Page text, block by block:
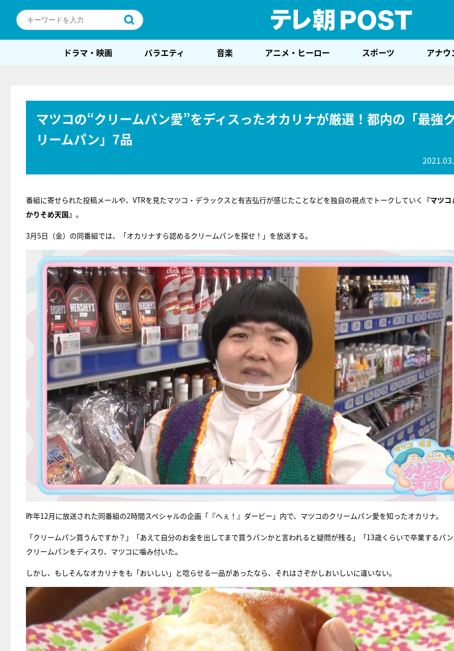
ドラマ・映画 バラエティ 音楽 アニメ・ヒーロー スポーツ アナウ
マツコの“クリームパン愛”をディスったオカリナが厳選！都内の「最強
リームパン」7品
番組に寄せられた投稿メールや、VTRを見たマツコ・デラックスと有吉弘行が感じたことなどを独自の視点でトークしていく 『マツ
かりそめ天国』 。
3月5日（金）の同番組では、「オカリナすら認めるクリームパンを探せ！」を放送する。
昨年12月に放送された同番組の2時間スペシャルの企画「『へぇ！』ダービー」内で、マツコのクリームパン愛を知ったオカリナ。
「クリームパン買うんですか？」「あえて自分のお金を出してまで買うパンかと言われると疑問が残る」「13歳くらいで卒業するパ
クリームパンをディスり、マツコに噛み付いた。
しかし、もしそんなオカリナをも「おいしい」と唸らせる一品があったなら、それはさぞかしおいしいに違いない。
『アイ＝ラブ！げーみん
E齋藤樹愛羅＆佐々木舞
ビュー